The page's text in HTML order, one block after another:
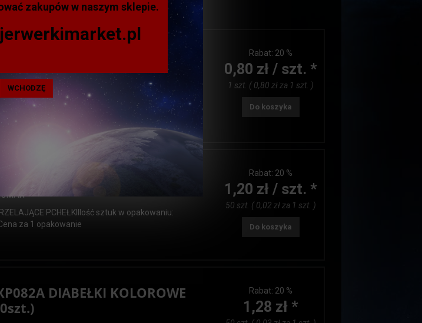
zakupów w naszym sklepie.
WCHODZĘDWUSTRONNA DO ODPALANIA
NIEZASTĄPIONY PRODUKT DO ODPALANIA
DRASKOWYCHCENA ZA 1 SZT.
Rabat: 20 %
0,80 zł / szt. *
1 szt. ( 0,80 zł za 1 szt. )
Do koszyka
- DIABEŁKI (50 szt.)
PCHEŁKIIlość sztuk w opakowaniu:
za 1 opakowanie
Rabat: 20 %
1,20 zł / szt. *
50 szt. ( 0,02 zł za 1 szt. )
Do koszyka
DIABEŁKI KOLOROWE
Rabat: 20 %
1,28 zł *